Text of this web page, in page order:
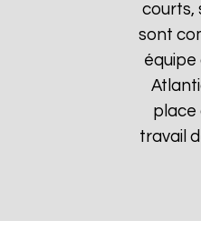
courts,
sont
place
travail